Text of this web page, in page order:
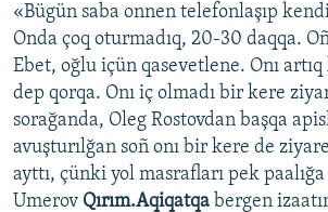
«Bügün saba onnen telefonlaşıp
Onda çoq oturmadıq, 20-30 daqqa.
Ebet, oğlu içün qasevetlene. Onı
dep qorqa. Onı iç olmadı bir kere
sorağanda, Oleg Rostovdan başqa
avuşturılğan soñ onı bir kere de
ayttı, çünki yol masrafları pek paalığa
Umerov Qırım.Aqiqatqa bergen